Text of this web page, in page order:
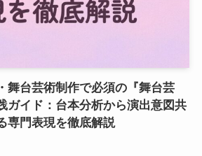
舞台芸術制作で必須の『舞台芸
ガイド：台本分析から演出意図共
専門表現を徹底解説